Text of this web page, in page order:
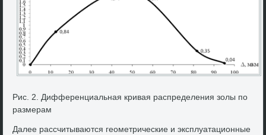
Рис. 2. Дифференциальная кривая распределения золы по
размерам
Далее рассчитываются геометрические и эксплуатационные